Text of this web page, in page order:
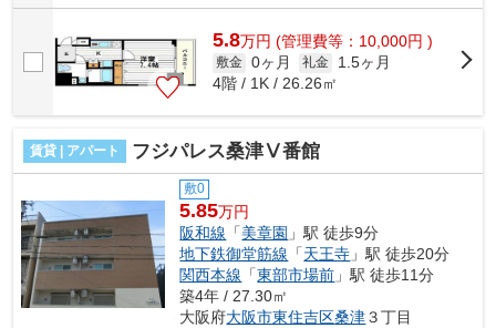
5.8万円 (管理費等：10,000円 )
敷金 0ヶ月 礼金
1.5ヶ月
4階 / 1K / 26.26㎡
賃貸 | アパート フジパレス桑津Ⅴ番館
敷0
5.85万円
阪和線 「美章園 」駅 徒歩9分
地下鉄御堂筋線 「天王寺 」駅 徒歩20分
関西本線 「東部市場前 」駅 徒歩11分
築4年 / 27.30㎡
大阪府大阪市東住吉区桑津３丁目